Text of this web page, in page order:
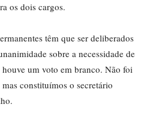
os dois cargos.
têm que ser deliberados
sobre a necessidade de
um voto em branco. Não foi
constituímos o secretário